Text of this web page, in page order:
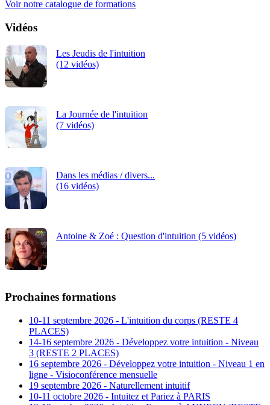
Voir notre catalogue de formations
Vidéos
Les Jeudis de l'intuition
(12 vidéos)
La Journée de l'intuition
(7 vidéos)
Dans les médias / divers...
(16 vidéos)
Antoine & Zoé : Question d'intuition (5 vidéos)
Prochaines formations
10-11 septembre 2026 - L'intuition du corps (RESTE 4
PLACES)
14-16 septembre 2026 - Développez votre intuition - Niveau
3 (RESTE 2 PLACES)
16 septembre 2026 - Développez votre intuition - Niveau 1 en
ligne - Visioconférence mensuelle
19 septembre 2026 - Naturellement intuitif
10-11 octobre 2026 - Intuitez et Pariez à PARIS